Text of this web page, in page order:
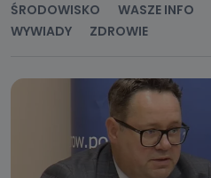
ŚRODOWISKO
WASZE INFO
WYWIADY
ZDROWIE